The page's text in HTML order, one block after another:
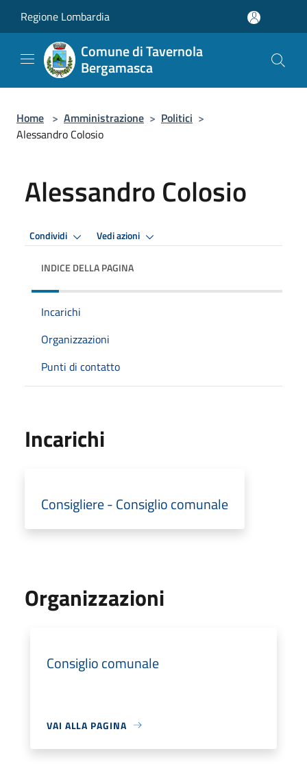
Regione Lombardia
Comune di Tavernola
Bergamasca
Home > Amministrazione > Politici >
Alessandro Colosio
Alessandro Colosio
Condividi Vedi azioni
INDICE DELLA PAGINA
Incarichi
Organizzazioni
Punti di contatto
Incarichi
Consigliere - Consiglio comunale
Organizzazioni
Consiglio comunale
VAI ALLA PAGINA